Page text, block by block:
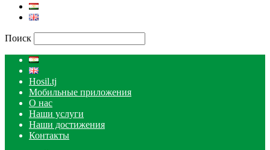
Поиск
Hosil.tj
Мобильные приложения
О нас
Наши услуги
Наши достижения
Контакты